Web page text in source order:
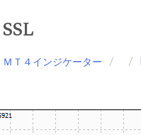
SSL
ＭＴ４インジケーター